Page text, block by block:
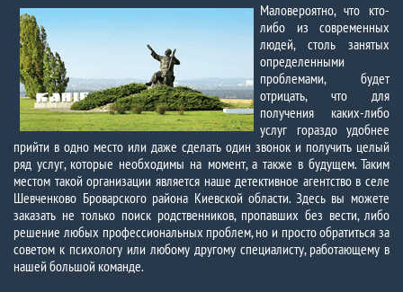
Маловероятно, что кто-
либо из современных
людей, столь занятых
определенными
проблемами, будет
отрицать, что для
получения каких-либо
услуг гораздо удобнее
прийти в одно место или даже сделать один звонок и получить целый
ряд услуг, которые необходимы на момент, а также в будущем. Таким
местом такой организации является наше детективное агентство в селе
Шевченково Броварского района Киевской области. Здесь вы можете
заказать не только поиск родственников, пропавших без вести, либо
решение любых профессиональных проблем, но и просто обратиться за
советом к психологу или любому другому специалисту, работающему в
нашей большой команде.